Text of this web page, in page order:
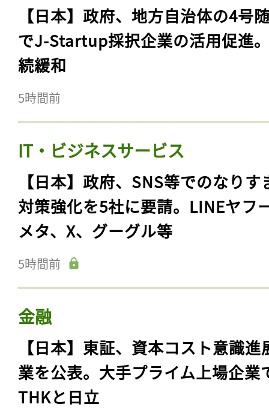
4時間前
政府・国際機関・NGO
【日本】政府、地方自治体の4号
でJ-Startup採択企業の活用促進
続緩和
5時間前
IT・ビジネスサービス
【日本】政府、SNS等でのなりす
対策強化を5社に要請。LINEヤフ
メタ、X、グーグル等
5時間前
金融